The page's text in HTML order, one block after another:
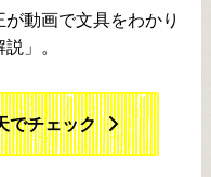
動画で文具をわかり
」。
でチェック